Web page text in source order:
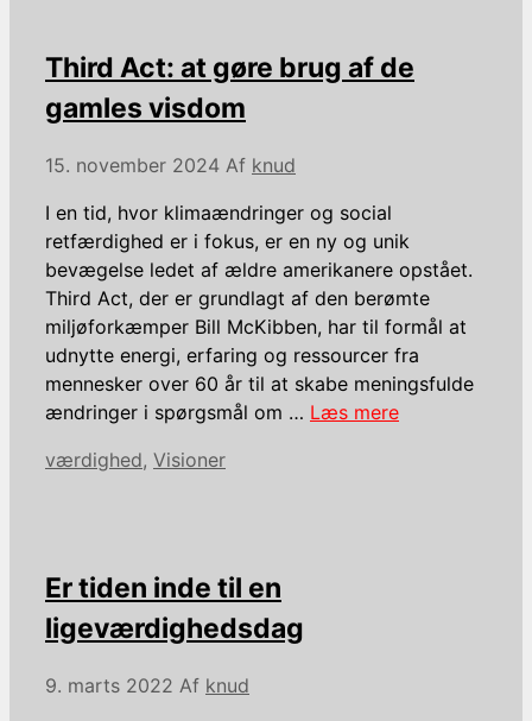
Third Act: at gøre brug af de
gamles visdom
15. november 2024 Af knud
I en tid, hvor klimaændringer og social
retfærdighed er i fokus, er en ny og unik
bevægelse ledet af ældre amerikanere opstået.
Third Act, der er grundlagt af den berømte
miljøforkæmper Bill McKibben, har til formål at
udnytte energi, erfaring og ressourcer fra
mennesker over 60 år til at skabe meningsfulde
ændringer i spørgsmål om … Læs mere
Kategorier
værdighed, Visioner
Er tiden inde til en
ligeværdighedsdag
9. marts 2022 Af knud